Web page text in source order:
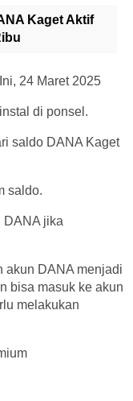
Kaget Aktif
24 Maret 2025
di ponsel.
saldo DANA Kaget
saldo.
DANA jika
akun DANA menjadi
bisa masuk ke akun
melakukan